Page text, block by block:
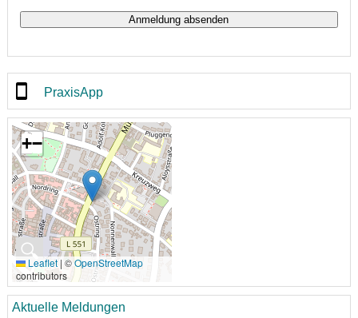
PraxisApp
🔍
+−
Leaflet | ©OpenStreetMap
contributors
Aktuelle Meldungen